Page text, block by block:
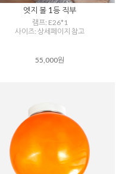
엣지 볼 1등 직부
램프: E26*1
사이즈: 상세페이지 참고
55,000원